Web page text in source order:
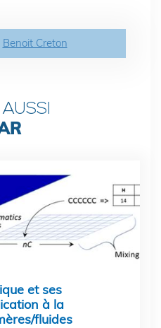
Benoit Creton
et ses
à la
fluides